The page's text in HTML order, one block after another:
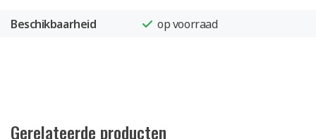
Beschikbaarheid op voorraad
Gerelateerde producten